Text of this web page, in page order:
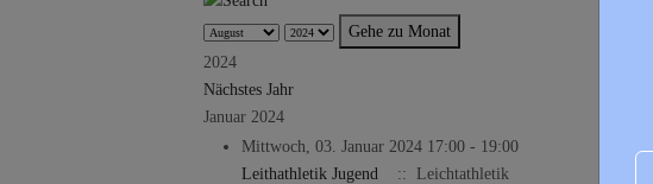
Gehe zu Monat
2024
Nächstes Jahr
Januar 2024
Mittwoch, 03. Januar 2024 17:00 - 19:00
Leithathletik Jugend
:: Leichtathletik